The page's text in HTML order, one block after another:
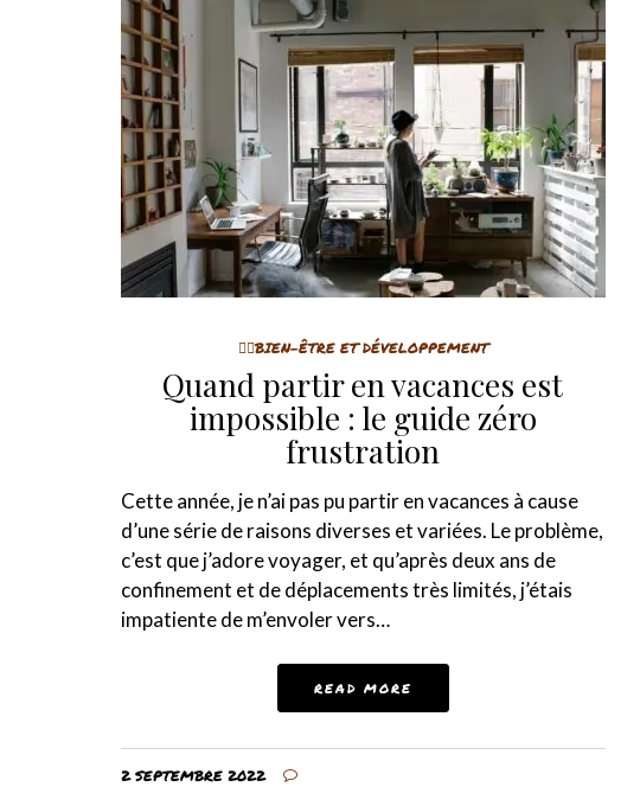
🤸‍♀️BIEN-ÊTRE ET DÉVELOPPEMENT
Quand partir en vacances est
impossible : le guide zéro
frustration
Cette année, je n’ai pas pu partir en vacances à cause
d’une série de raisons diverses et variées. Le problème,
c’est que j’adore voyager, et qu’après deux ans de
confinement et de déplacements très limités, j’étais
impatiente de m’envoler vers…
READ MORE
2 SEPTEMBRE 2022